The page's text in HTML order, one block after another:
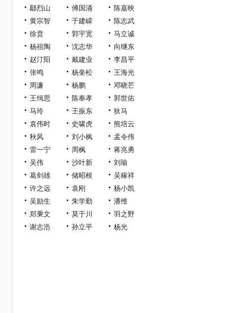
鄢烈山
傅国涌
陈嘉映
黄宗智
于建嵘
陈志武
徐贲
郭宇宽
马立诚
杨祖陶
沈志华
向继东
赵汀阳
戴建业
李昌平
张鸣
杨奎松
王海光
周濂
杨鹏
邓晓芒
王缉思
陈奉孝
郭世佑
马玲
王振东
狄马
袁伟时
史啸虎
熊培云
秋风
刘小枫
孟令伟
雷一宁
周枫
蒋兆勇
吴伟
沙叶新
刘瑜
葛剑雄
储昭根
吴稼祥
许之远
袁刚
杨小凯
吴励生
朱学勤
潘维
郑秉文
莫于川
羽之野
谢志浩
孙立平 杨光